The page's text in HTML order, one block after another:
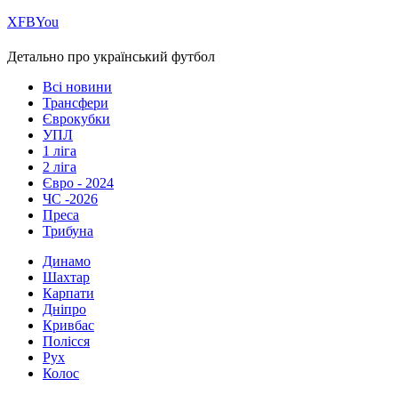
ХFBYou
Детально про український футбол
Всі новини
Трансфери
Єврокубки
УПЛ
1 ліга
2 ліга
Євро - 2024
ЧС -2026
Преса
Трибуна
Динамо
Шахтар
Карпати
Дніпро
Кривбас
Полісся
Рух
Колос